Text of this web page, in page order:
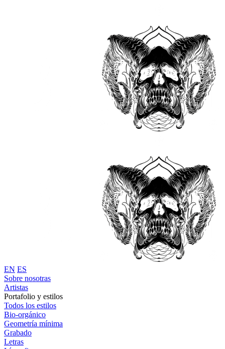
EN ES
Sobre nosotras
Artistas
Portafolio y estilos
Todos los estilos
Bio-orgánico
Geometría mínima
Grabado
Letras